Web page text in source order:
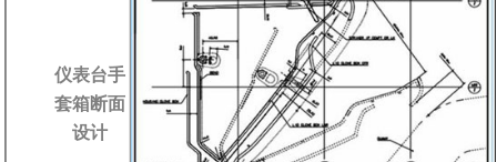
仪表台手
套箱断面
设计